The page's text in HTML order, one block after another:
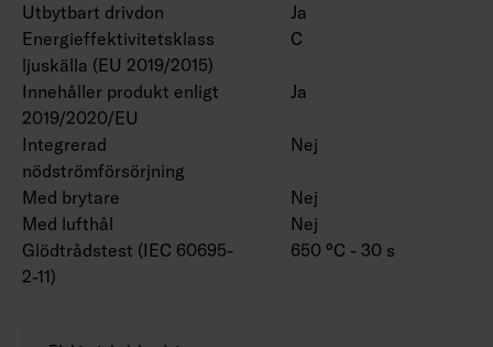
Utbytbart drivdon
Ja
Energieffektivitetsklass
ljuskälla (EU 2019/2015)
C
Innehåller produkt enligt
2019/2020/EU
Ja
Integrerad
nödströmförsörjning
Nej
Med brytare
Nej
Med lufthål
Nej
Glödtrådstest (IEC 60695-
2-11)
650 °C - 30 s